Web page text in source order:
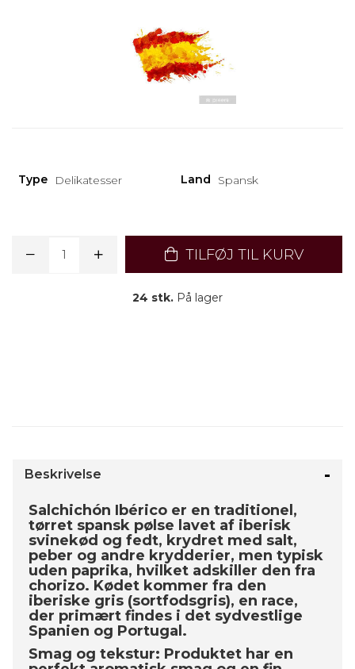
Type Delikatesser Land Spansk
TILFØJ TIL KURV
24 stk. På lager
Beskrivelse
Salchichón Ibérico er en traditionel,
tørret spansk pølse lavet af iberisk
svinekød og fedt, krydret med salt,
peber og andre krydderier, men typisk
uden paprika, hvilket adskiller den fra
chorizo. Kødet kommer fra den
iberiske gris (sortfodsgris), en race,
der primært findes i det sydvestlige
Spanien og Portugal.
Smag og tekstur: Produktet har en